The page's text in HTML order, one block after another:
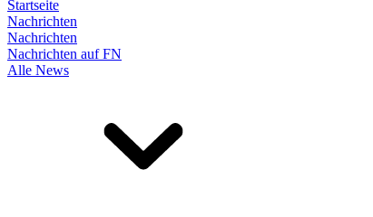
Startseite
Nachrichten
Nachrichten
Nachrichten auf FN
Alle News